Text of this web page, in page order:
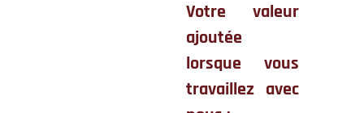
Votre valeur
ajoutée
lorsque vous
travaillez avec